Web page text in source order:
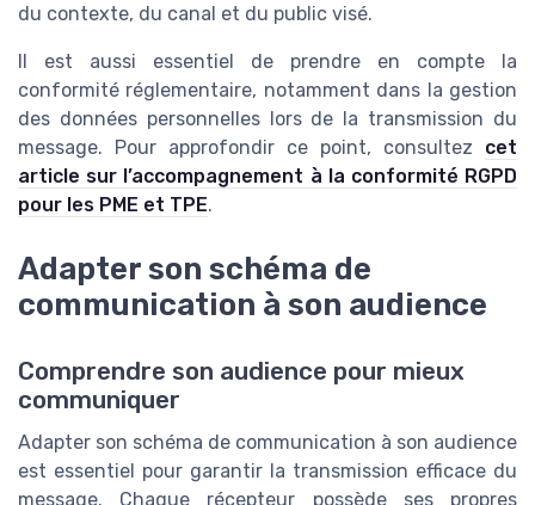
du contexte, du canal et du public visé.
Il est aussi essentiel de prendre en compte la
conformité réglementaire, notamment dans la gestion
des données personnelles lors de la transmission du
message. Pour approfondir ce point, consultez cet
article sur l’accompagnement à la conformité RGPD
pour les PME et TPE.
Adapter son schéma de
communication à son audience
Comprendre son audience pour mieux
communiquer
Adapter son schéma de communication à son audience
est essentiel pour garantir la transmission efficace du
message. Chaque récepteur possède ses propres